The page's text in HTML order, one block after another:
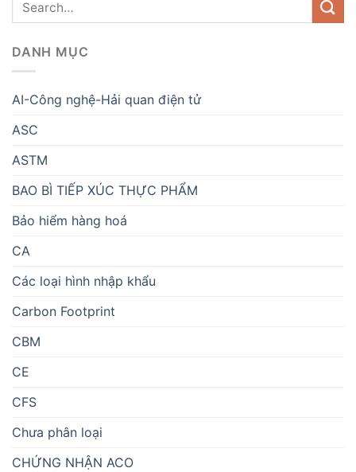
DANH MỤC
AI-Công nghệ-Hải quan điện tử
ASC
ASTM
BAO BÌ TIẾP XÚC THỰC PHẨM
Bảo hiểm hàng hoá
CA
Các loại hình nhập khẩu
Carbon Footprint
CBM
CE
CFS
Chưa phân loại
CHỨNG NHẬN ACO